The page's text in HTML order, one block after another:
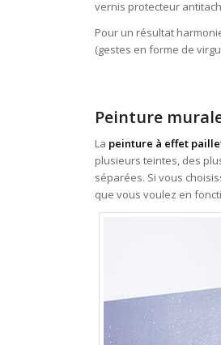
vernis protecteur
Pour un résultat
(gestes en forme de
Peinture
La peinture à effet
plusieurs teintes, des
séparées. Si vous
que vous voulez en